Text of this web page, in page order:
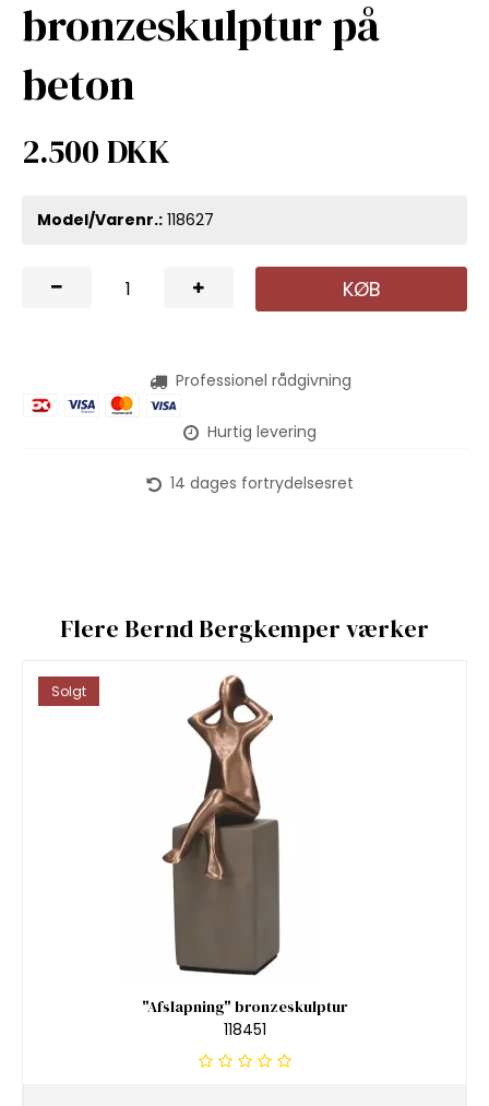
bronzeskulptur på
beton
2.500 DKK
Model/Varenr.: 118627
KØB
Professionel rådgivning
Hurtig levering
14 dages fortrydelsesret
Flere Bernd Bergkemper værker
Solgt
"Afslapning" bronzeskulptur
118451